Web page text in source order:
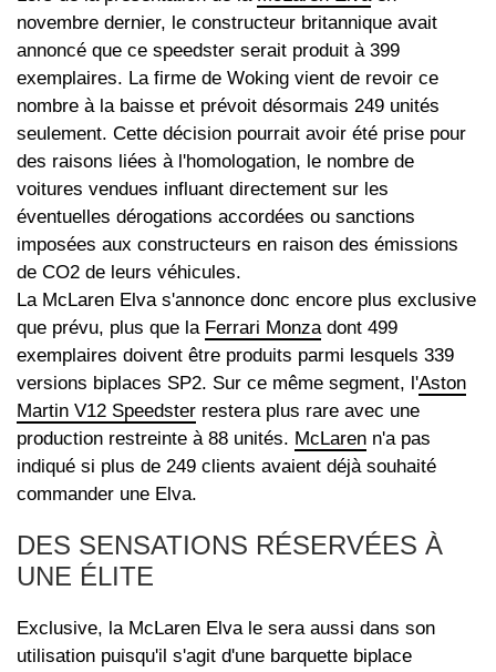
novembre dernier, le constructeur britannique avait
annoncé que ce speedster serait produit à 399
exemplaires. La firme de Woking vient de revoir ce
nombre à la baisse et prévoit désormais 249 unités
seulement. Cette décision pourrait avoir été prise pour
des raisons liées à l'homologation, le nombre de
voitures vendues influant directement sur les
éventuelles dérogations accordées ou sanctions
imposées aux constructeurs en raison des émissions
de CO2 de leurs véhicules.
La McLaren Elva s'annonce donc encore plus exclusive
que prévu, plus que la Ferrari Monzadont 499
exemplaires doivent être produits parmi lesquels 339
versions biplaces SP2. Sur ce même segment, l'Aston
Martin V12 Speedster restera plus rare avec une
production restreinte à 88 unités. McLaren n'a pas
indiqué si plus de 249 clients avaient déjà souhaité
commander une Elva.
DES SENSATIONS RÉSERVÉES À
UNE ÉLITE
Exclusive, la McLaren Elva le sera aussi dans son
utilisation puisqu'il s'agit d'une barquette biplace